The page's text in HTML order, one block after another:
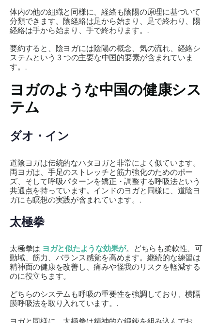
体内の他の組織と同様に、経絡も陰陽の原理に基づいて
分類できます。陰経絡は足から始まり、足で終わり、陽
経絡は手から始まり、手で終わります。.
要約すると、陰ヨガには陰陽の概念、気の流れ、経絡シ
ステムという 3 つの主要な中国的要素が含まれていま
す。.
ヨガのような中国の健康シス
テム
ダオ・イン
道陰ヨガは伝統的なハタヨガと非常によく似ています。
両ヨガは、手足のストレッチと筋力強化のためのポー
ズ、そして呼吸パターンを矯正・調整する呼吸法という
共通点を持っています。インドのヨガと同様に、道陰ヨ
ガにも瞑想の実践が含まれています。.
太極拳
太極拳は ヨガと似たような効果が。どちらも柔軟性、可
動域、筋力、バランス感覚を高めます。継続的な練習は
精神面の健康を改善し、痛みや怪我のリスクを軽減する
のに役立ちます。
どちらのシステムも呼吸の重要性を強調しており、横隔
膜呼吸法を取り入れています。.